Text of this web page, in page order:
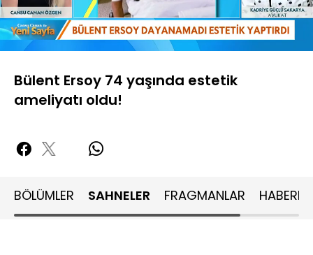
Sesi
Aç
480P
Yüklendi:
49.38%
Oynatma
Hızı
Bülent Ersoy 74 yaşında estetik
ameliyatı oldu!
BÖLÜMLER SAHNELER FRAGMANLAR